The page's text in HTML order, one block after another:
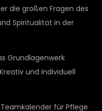
die großen Fragen des
Spiritualität in der
Grundlagenwerk
und individuell
für Pflege